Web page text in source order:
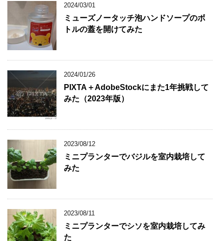
2024/03/01
ミューズノータッチ泡ハンドソープのボ
トルの蓋を開けてみた
2024/01/26
PIXTA＋AdobeStockにまた1年挑戦して
みた（2023年版）
2023/08/12
ミニプランターでバジルを室内栽培して
みた
2023/08/11
ミニプランターでシソを室内栽培してみ
た